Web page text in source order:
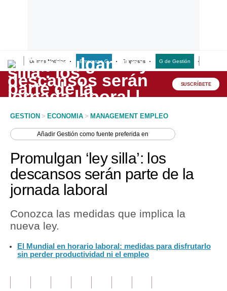
Últimas Noticias Empresas G Empresas G de Gestión
Lo último
Peru Quiosco
Economía
Mercados
Política
Tu Dinero
Inmobiliarias
SUSCRÍBETE
GESTION > ECONOMIA > MANAGEMENT EMPLEO
AñadirGestión como fuente preferida en
Promulgan ‘ley silla’: los
descansos serán parte de la
jornada laboral
Conozca las medidas que implica la
nueva ley.
El Mundial en horario laboral: medidas para disfrutarlo
sin perder productividad ni el empleo